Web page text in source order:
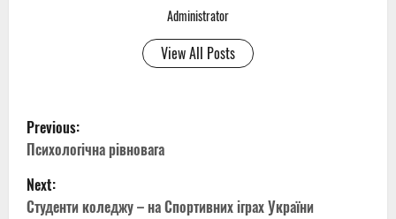
Administrator
View All Posts
P
o
s
Previous:
Психологічна рівновага
Next:
Студенти коледжу – на Спортивних іграх України